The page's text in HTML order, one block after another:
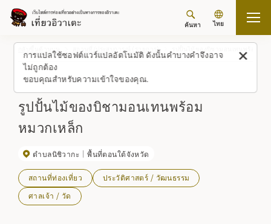
การแปลใช้ซอฟต์แวร์แปลอัตโนมัติ ดังนั้นคำบางคำจึงอาจ
ไม่ถูกต้อง
ขอบคุณสำหรับความเข้าใจของคุณ.
ค้นหา ไทย
กลับขึ้นด้านบน สถานที่/ประสบการณ์ (รายการ)
รูปปั้นไม้ของบิชามอนเทนพร้อม
หมวกเหล็ก
ตำบลนิชิวากะ พื้นที่ตอนใต้จังหวัด
สถานที่ท่องเที่ยว
ประวัติศาสตร์ / วัฒนธรรม
ศาลเจ้า / วัด